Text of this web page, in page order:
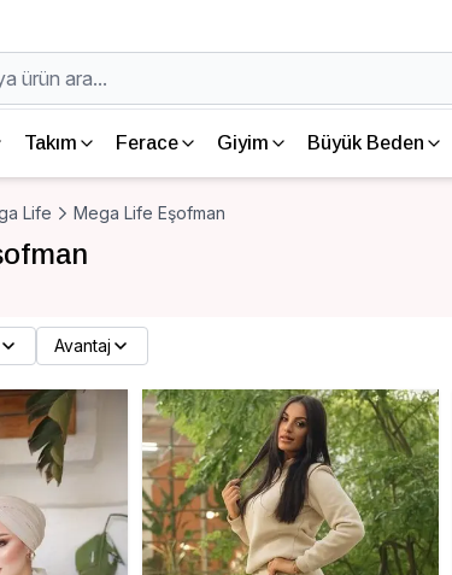
Takım Ferace Giyim Büyük Beden
Life Mega Life Eşofman
Avantaj